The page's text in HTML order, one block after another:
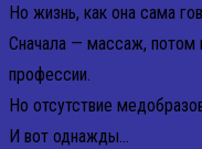
Но жизнь, как она сама
Сначала — массаж, потом
профессии.
Но отсутствие
И вот однажды…